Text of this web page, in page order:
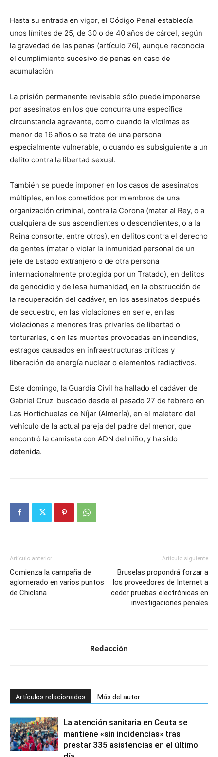
Hasta su entrada en vigor, el Código Penal establecía
unos límites de 25, de 30 o de 40 años de cárcel, según
la gravedad de las penas (artículo 76), aunque reconocía
el cumplimiento sucesivo de penas en caso de
acumulación.
La prisión permanente revisable sólo puede imponerse
por asesinatos en los que concurra una específica
circunstancia agravante, como cuando la víctimas es
menor de 16 años o se trate de una persona
especialmente vulnerable, o cuando es subsiguiente a un
delito contra la libertad sexual.
También se puede imponer en los casos de asesinatos
múltiples, en los cometidos por miembros de una
organización criminal, contra la Corona (matar al Rey, o a
cualquiera de sus ascendientes o descendientes, o a la
Reina consorte, entre otros), en delitos contra el derecho
de gentes (matar o violar la inmunidad personal de un
jefe de Estado extranjero o de otra persona
internacionalmente protegida por un Tratado), en delitos
de genocidio y de lesa humanidad, en la obstrucción de
la recuperación del cadáver, en los asesinatos después
de secuestro, en las violaciones en serie, en las
violaciones a menores tras privarles de libertad o
torturarles, o en las muertes provocadas en incendios,
estragos causados en infraestructuras críticas y
liberación de energía nuclear o elementos radiactivos.
Este domingo, la Guardia Civil ha hallado el cadáver de
Gabriel Cruz, buscado desde el pasado 27 de febrero en
Las Hortichuelas de Níjar (Almería), en el maletero del
vehículo de la actual pareja del padre del menor, que
encontró la camiseta con ADN del niño, y ha sido
detenida.
Artículo anterior
Comienza la campaña de
aglomerado en varios puntos
de Chiclana
Artículo siguiente
Bruselas propondrá forzar a
los proveedores de Internet a
ceder pruebas electrónicas en
investigaciones penales
Redacción
Artículos relacionados Más del autor
La atención sanitaria en Ceuta se
mantiene «sin incidencias» tras
prestar 335 asistencias en el último